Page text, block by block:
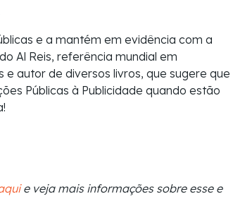
e a mantém em evidência com a
Al Reis, referência mundial em
autor de diversos livros, que sugere que
Públicas à Publicidade quando estão
e veja mais informações sobre esse e